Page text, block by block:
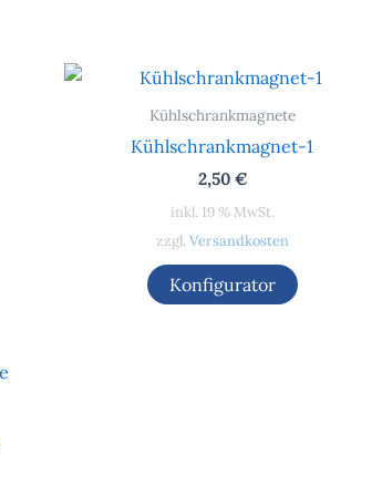
Kühlschrankmagnete
Kühlschrankmagnet-1
2,50 €
inkl. 19 % MwSt.
zzgl. Versandkosten
Konfigurator